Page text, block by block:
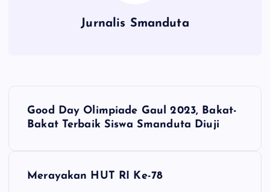
Jurnalis Smanduta
NGood Day Olimpiade Gaul 2023, Bakat-
Bakat Terbaik Siswa Smanduta Diuji
Merayakan HUT RI Ke-78